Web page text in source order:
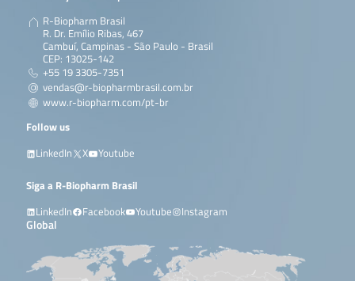
R-Biopharm Brasil
R. Dr. Emílio Ribas, 467
Cambuí, Campinas - São Paulo - Brasil
CEP: 13025-142
+55 19 3305-7351
vendas@r-biopharmbrasil.com.br
www.r-biopharm.com/pt-br
Follow us
LinkedIn
X Youtube
Siga a R-Biopharm Brasil
LinkedIn
Facebook Youtube Instagram
Global